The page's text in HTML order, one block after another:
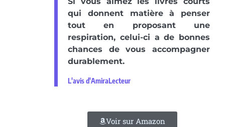
qui donnent matière à penser
tout en proposant une
respiration, celui-ci a de bonnes
chances de vous accompagner
durablement.
L'avis d'AmiraLecteur
Voir sur Amazon